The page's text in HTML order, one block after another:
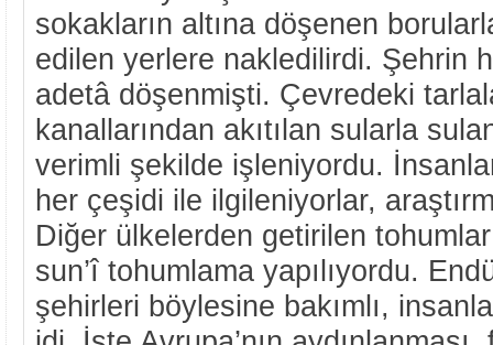
sokakların altına döşenen
edilen yerlere nakledilirdi. Şehrin
adetâ döşenmişti. Çevredeki
kanallarından akıtılan sularla
verimli şekilde işleniyordu.
her çeşidi ile ilgileniyorlar,
Diğer ülkelerden getirilen
sun’î tohumlama yapılıyordu.
şehirleri böylesine bakımlı,